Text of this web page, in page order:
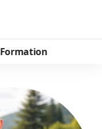
Formation